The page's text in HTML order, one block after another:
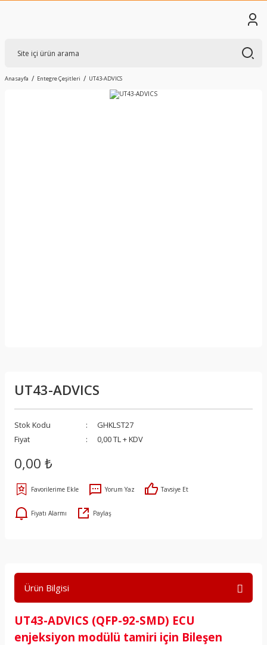
Anasayfa Entegre Çeşitleri UT43-ADVICS
UT43-ADVICS
Stok Kodu
GHKLST27
Fiyat
0,00 TL + KDV
0,00 ₺
Yorum Yaz Tavsiye Et
Fiyatı Alarmı Paylaş
Ürün Bilgisi
UT43-ADVICS (QFP-92-SMD) ECU
enjeksiyon modülü tamiri için Bileşen